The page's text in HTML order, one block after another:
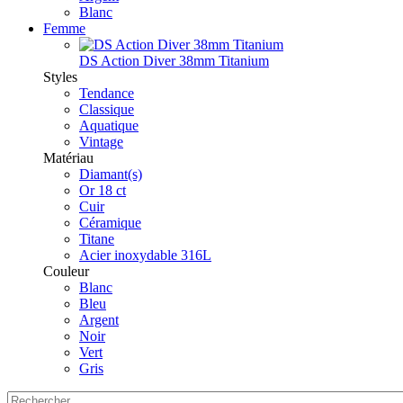
Blanc
Femme
DS Action Diver 38mm Titanium
Styles
Tendance
Classique
Aquatique
Vintage
Matériau
Diamant(s)
Or 18 ct
Cuir
Céramique
Titane
Acier inoxydable 316L
Couleur
Blanc
Bleu
Argent
Noir
Vert
Gris